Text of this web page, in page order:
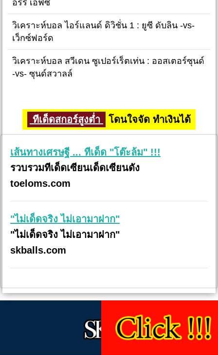
อร์รี่ เอฟซี
วิเคราะห์บอล ไอร์แลนด์ ดิวิชั่น 1 : ยูซี ดับลิน -vs-
เว็กซ์ฟอร์ด
วิเคราะห์บอล สวีเดน ซูเปอร์เร็ตเท่น : ออสเตอร์ซุนด์
-vs- ซุนด์สวาลล์
ทีเด็ดสกอร์สูงต่ำ โดนใจจัด ทำเงินได้
เส้นทางเศรษฐี ... ทีเด็ด "โต๊ะล้ม" !!!
รวบรวมทีเด็ดเซียนเด็ดเซียนดัง
toeloms.com
"ไม่เด็ดจริง ไม่เอามาฝาก"
"ไม่เด็ดจริง ไม่เอามาฝาก"
skballs.com